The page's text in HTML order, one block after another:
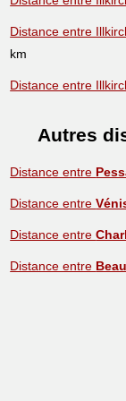
Distance entre
km
Distance entre
Autres
Distance entre
Distance entre
Distance entre
Distance entre